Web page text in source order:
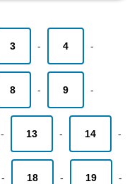
3 - 4 -
8 - 9 -
- 13 - 14 -
- 18 - 19 -